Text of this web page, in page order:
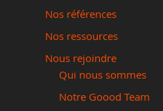
Nos références
Nos ressources
Nous rejoindre
Qui nous sommes
Notre Goood Team